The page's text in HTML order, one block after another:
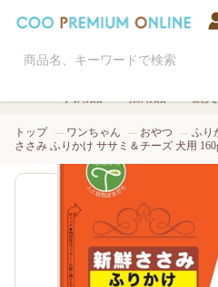
トップ ワンちゃん おやつ ふり
ささみ ふりかけ ササミ＆チーズ 犬用